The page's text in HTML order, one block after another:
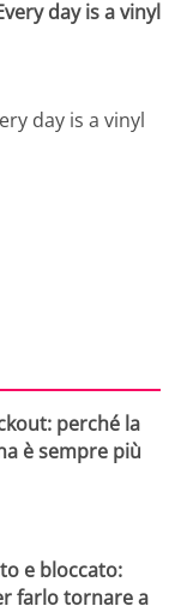
day is a vinyl
day is a vinyl
perché la
è sempre più
e bloccato:
farlo tornare a